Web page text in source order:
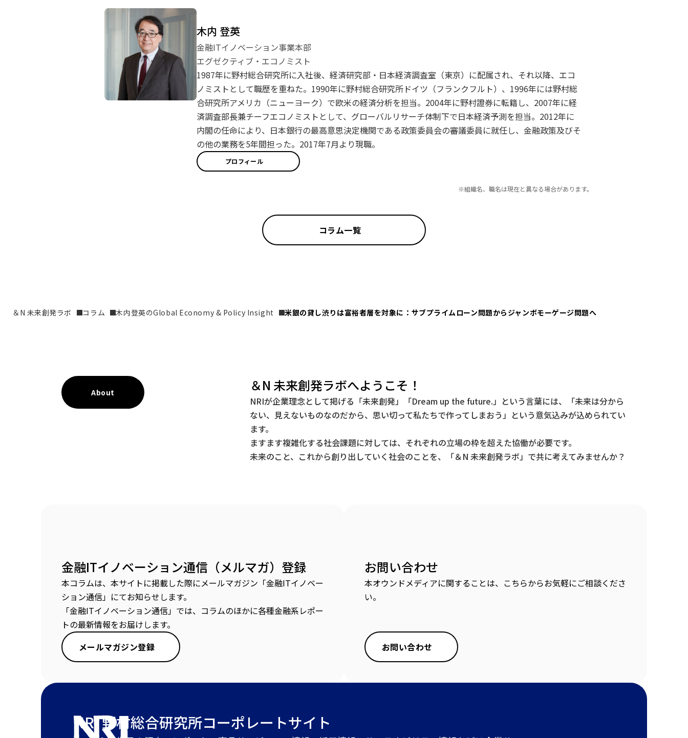
木内 登英
金融ITイノベーション事業本部
エグゼクティブ・エコノミスト
1987年に野村総合研究所に入社後、経済研究部・日本経済調査室（東京）に配属され、それ以降、エコ
ノミストとして職歴を重ねた。1990年に野村総合研究所ドイツ（フランクフルト）、1996年には野村総
合研究所アメリカ（ニューヨーク）で欧米の経済分析を担当。2004年に野村證券に転籍し、2007年に経
済調査部長兼チーフエコノミストとして、グローバルリサーチ体制下で日本経済予測を担当。2012年に
内閣の任命により、日本銀行の最高意思決定機関である政策委員会の審議委員に就任し、金融政策及びそ
の他の業務を5年間担った。2017年7月より現職。
プロフィール
※組織名、職名は現在と異なる場合があります。
コラム一覧
＆N 未来創発ラボ コラム 木内登英のGlobal Economy & Policy Insight 米銀の貸し渋りは富裕者層を対象に：サブプライムローン問題からジャンボモーゲージ問題へ
About ＆N 未来創発ラボへようこそ！
NRIが企業理念として掲げる「未来創発」「Dream up the future.」という言葉には、「未来は分から
ない、見えないものなのだから、思い切って私たちで作ってしまおう」という意気込みが込められてい
ます。
ますます複雑化する社会課題に対しては、それぞれの立場の枠を超えた協働が必要です。
未来のこと、これから創り出していく社会のことを、「＆N 未来創発ラボ」で共に考えてみませんか？
金融ITイノベーション通信（メルマガ）登録
本コラムは、本サイトに掲載した際にメールマガジン「金融ITイノベー
ション通信」にてお知らせします。
「金融ITイノベーション通信」では、コラムのほかに各種金融系レポー
トの最新情報をお届けします。
メールマガジン登録
お問い合わせ
本オウンドメディアに関することは、こちらからお気軽にご相談くださ
い。
お問い合わせ
NRI 野村総合研究所コーポレートサイト